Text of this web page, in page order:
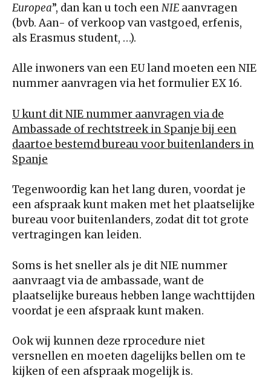
Europea”, dan kan u toch eenNIE aanvragen
(bvb. Aan- of verkoop van vastgoed, erfenis,
als Erasmus student, …).
Alle inwoners van een EU land moeten een NIE
nummer aanvragen via het formulier EX 16.
U kunt dit NIE nummer aanvragen via de
Ambassade of rechtstreek in Spanje bij een
daartoe bestemd bureau voor buitenlanders in
Spanje
Tegenwoordig kan het lang duren, voordat je
een afspraak kunt maken met het plaatselijke
bureau voor buitenlanders, zodat dit tot grote
vertragingen kan leiden.
Soms is het sneller als je dit NIE nummer
aanvraagt via de ambassade, want de
plaatselijke bureaus hebben lange wachttijden
voordat je een afspraak kunt maken.
Ook wij kunnen deze rprocedure niet
versnellen en moeten dagelijks bellen om te
kijken of een afspraak mogelijk is.